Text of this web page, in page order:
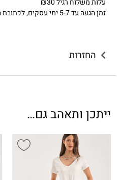
זמן הגעה עד 5-7 ימי עסקים, לכתובת המבוקשת
החזרות
ייתכן ותאהב גם…